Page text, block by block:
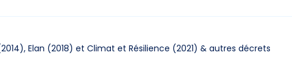
Elan (2018) et Climat et Résilience (2021) & autres décrets